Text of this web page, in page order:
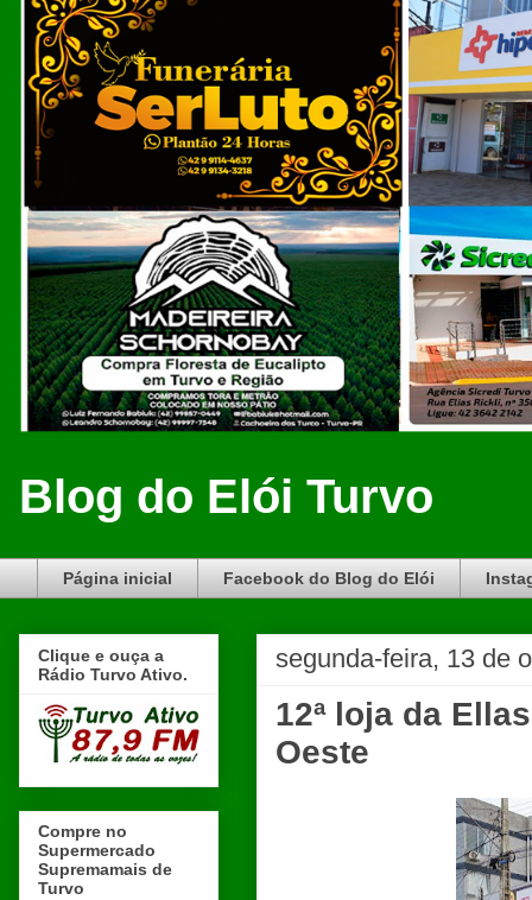
Blog do Elói Turvo
Página inicial Facebook do Blog do Elói
segunda-feira, 13 de
12ª loja da
Oeste
Clique e ouça a
Rádio Turvo Ativo.
Compre no
Supermercado
Supremamais de
Turvo